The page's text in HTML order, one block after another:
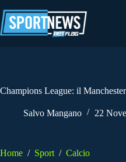
al
contenuto
Champions League: il
Salvo Mangano 22
Home / Sport / Calcio